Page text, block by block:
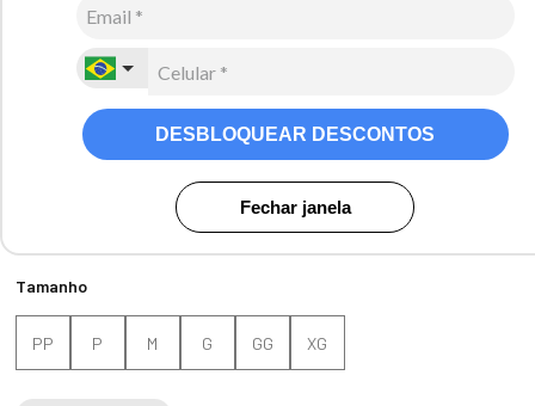
DESBLOQUEAR DESCONTOS
Fechar janela
Castanho
Tamanho
PP P M G GG XG